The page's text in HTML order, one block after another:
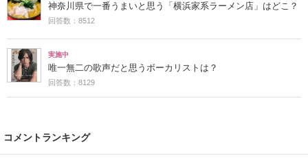
神奈川県で一番うまいと思う「横浜家系ラーメン店」はどこ？
回答数：8512
実施中
唯一無二の歌声だと思うボーカリストは？
回答数：8129
コメントランキング